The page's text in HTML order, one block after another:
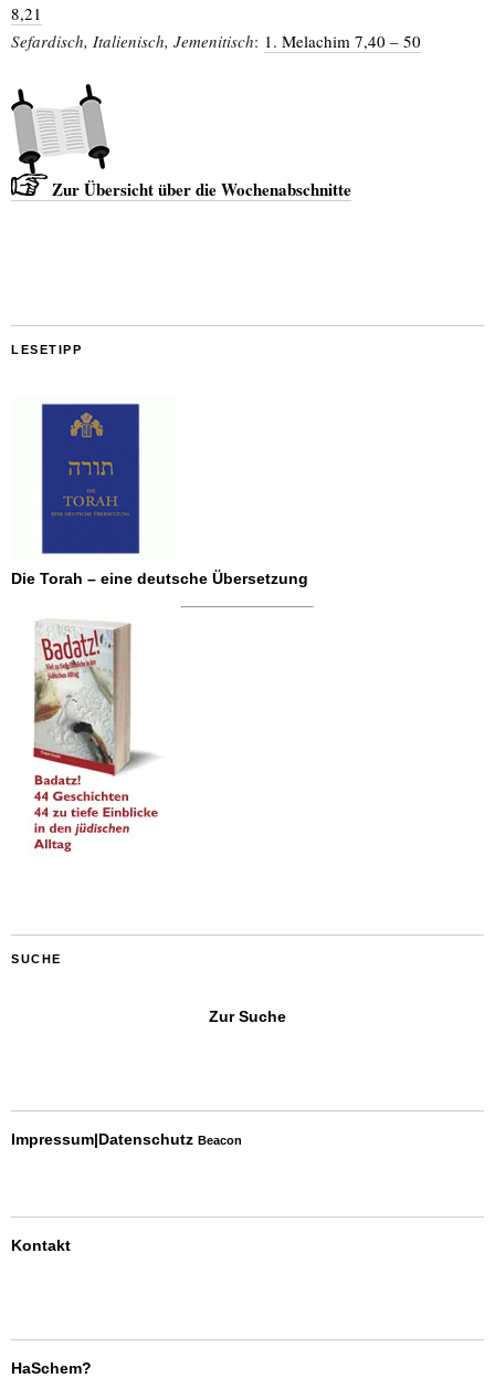
8,21
Sefardisch, Italienisch, Jemenitisch: 1. Melachim 7,40 – 50
Zur Übersicht über die Wochenabschnitte
LESETIPP
Die Torah – eine deutsche Übersetzung
SUCHE
Zur Suche
Impressum|Datenschutz Beacon
Kontakt
HaSchem?